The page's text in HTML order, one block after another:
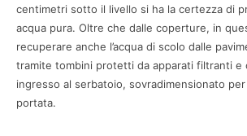
centimetri sotto il livello si ha la certezza di
acqua pura. Oltre che dalle coperture, in
recuperare anche l’acqua di scolo dalle
tramite tombini protetti da apparati filtranti e
ingresso al serbatoio, sovradimensionato
portata.